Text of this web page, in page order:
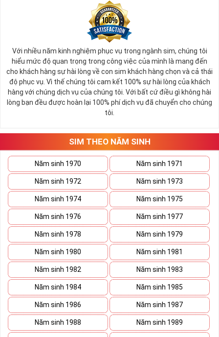
Ý nghĩa sim tứ quý 2
Theo quan niệm phong thủy
Số 2 tượng trưng cho sự cân bằng, hài hòa của âm dương và đất
trời. Sự cân bằng này giúp cho mọi việc đều thuận lợi và mang lại
nhiều may mắn trong cuộc sống và kinh doanh.
Số 2 còn biểu trưng cho lòng tốt, sự ổn định và tính hai mặt của
mọi vấn đề. Số 2 giúp cho họ có được sự lựa chọn, để đưa ra
những hướng giải quyết đúng đắn nhắt.
tứ 2 cùng xuất hiện trong một dãy số sim càng giúp cho ý nghĩa
sim tứ quýtăng lên gấp bội. Sở hữu sim Tứ Quý 2 giúp khích lệ tinh
thần người sở hữu là không sợ bất cứ điều gì mà hãy cứ làm thì
mọi điều tốt đẹp và may mắn ắt sẽ đến.
Lợi ích sim Tứ Quý 2 mang lại là gì?
Với nhiều năm kinh nghiệm phục vụ trong ngành sim, chúng tôi
hiểu mức độ quan trọng trong công việc của mình là mang đến
cho khách hàng sự hài lòng về con sim khách hàng chọn và cả thái
độ phục vụ. Vì thế chúng tôi cam kết 100% sự hài lòng của khách
hàng với chúng dịch vụ của chúng tôi. Với bất cứ điều gì không hài
lòng bạn đều được hoàn lại 100% phí dịch vụ đã chuyển cho chúng
tôi.
SIM THEO NĂM SINH
Năm sinh 1970 Năm sinh 1971
Năm sinh 1972 Năm sinh 1973
Năm sinh 1974 Năm sinh 1975
Năm sinh 1976 Năm sinh 1977
Năm sinh 1978 Năm sinh 1979
Năm sinh 1980 Năm sinh 1981
Năm sinh 1982 Năm sinh 1983
Năm sinh 1984 Năm sinh 1985
Năm sinh 1986 Năm sinh 1987
Năm sinh 1988 Năm sinh 1989